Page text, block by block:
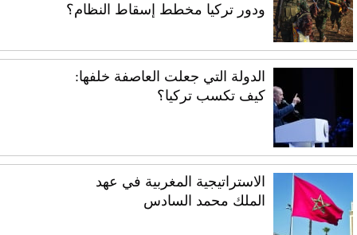
ودور تركيا مخطط إسقاط النظام؟
الدولة التي جعلت العاصفة خلفها:
كيف تكسب تركيا؟
الاستراتيجية المغربية في عهد
الملك محمد السادس